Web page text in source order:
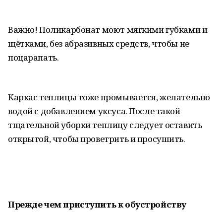
Важно! Поликарбонат моют мягкими губками и
щётками, без абразивных средств, чтобы не
поцарапать.
Каркас теплицы тоже промывается, желательно
водой с добавлением уксуса. После такой
тщательной уборки теплицу следует оставить
открытой, чтобы проветрить и просушить.
Прежде чем приступить к обустройству